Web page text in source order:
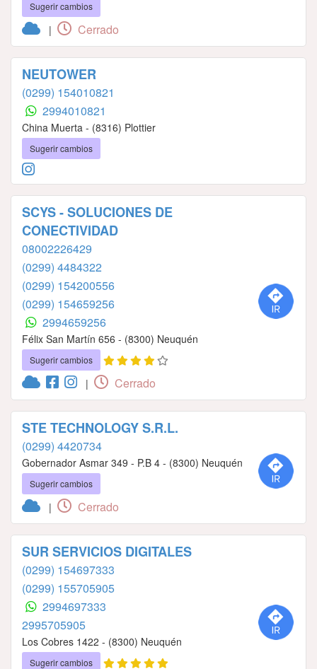
Sugerir cambios
| Cerrado
NEUTOWER
(0299) 154010821
2994010821
China Muerta - (8316) Plottier
Sugerir cambios
SCYS - SOLUCIONES DE
CONECTIVIDAD
08002226429
(0299) 4484322
(0299) 154200556
(0299) 154659256
2994659256
Félix San Martín 656 - (8300) Neuquén
Sugerir cambios
| Cerrado
STE TECHNOLOGY S.R.L.
(0299) 4420734
Gobernador Asmar 349 - P.B 4 - (8300) Neuquén
Sugerir cambios
| Cerrado
SUR SERVICIOS DIGITALES
(0299) 154697333
(0299) 155705905
2994697333
2995705905
Los Cobres 1422 - (8300) Neuquén
Sugerir cambios